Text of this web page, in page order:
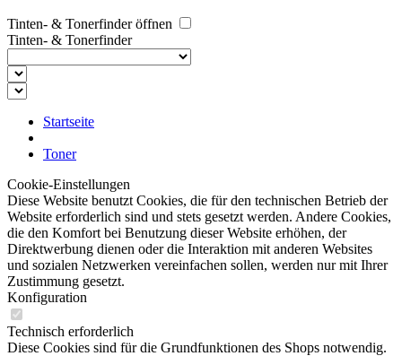
Tinten- & Tonerfinder öffnen
Tinten- & Tonerfinder
Startseite
Toner
Cookie-Einstellungen
Diese Website benutzt Cookies, die für den technischen Betrieb der
Website erforderlich sind und stets gesetzt werden. Andere Cookies,
die den Komfort bei Benutzung dieser Website erhöhen, der
Direktwerbung dienen oder die Interaktion mit anderen Websites
und sozialen Netzwerken vereinfachen sollen, werden nur mit Ihrer
Zustimmung gesetzt.
Konfiguration
Technisch erforderlich
Diese Cookies sind für die Grundfunktionen des Shops notwendig.